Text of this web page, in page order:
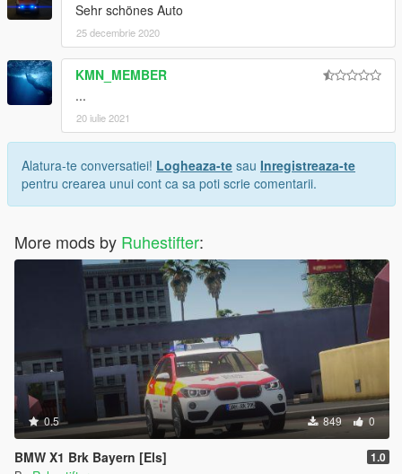
Sehr schönes Auto
25 decembrie 2020
KMN_MEMBER
...
20 iulie 2021
Alatura-te conversatiei! Logheaza-te sau Inregistreaza-te
pentru crearea unui cont ca sa poti scrie comentarii.
More mods by Ruhestifter:
0.5 849 0
BMW X1 Brk Bayern [Els] 1.0